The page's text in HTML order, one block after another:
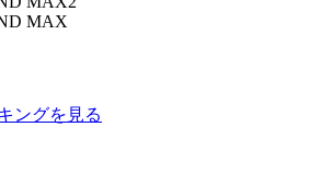
MAX
ングを見る